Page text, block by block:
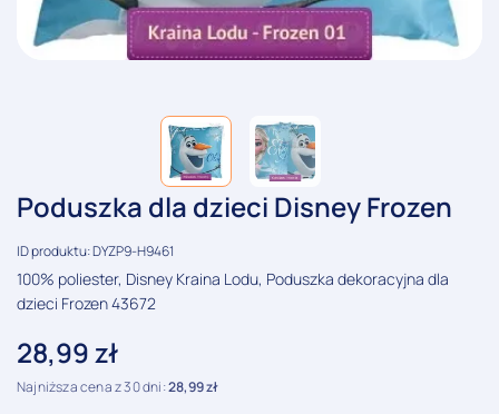
Poduszka dla dzieci Disney Frozen
ID produktu: DYZP9-H9461
100% poliester, Disney Kraina Lodu, Poduszka dekoracyjna dla
dzieci Frozen 43672
28,99zł
Najniższa cena z 30 dni:28,99zł